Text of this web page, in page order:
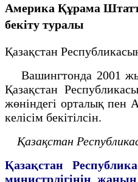
Америка Құрама
бекiту туралы
Қазақстан
Вашингтонда 2001
Қазақстан
жөнiндегi орталық пен
келiсiм бекiтiлсiн.
Қазақстан
Қазақстан
министрлiгiнiң